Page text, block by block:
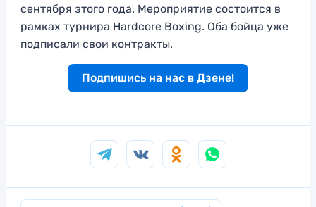
сентября этого года. Мероприятие состоится в
рамках турнира Hardcore Boxing. Оба бойца уже
подписали свои контракты.
Подпишись на нас в Дзене!